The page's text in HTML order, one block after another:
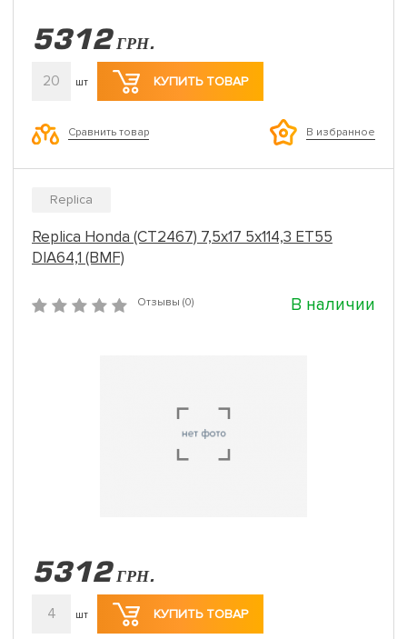
5312 ГРН.
20 шт КУПИТЬ ТОВАР
Сравнить товар В избранное
Replica
Replica Honda (CT2467) 7,5x17 5x114,3 ET55
DIA64,1 (BMF)
Отзывы (0) В наличии
5312 ГРН.
4 шт КУПИТЬ ТОВАР